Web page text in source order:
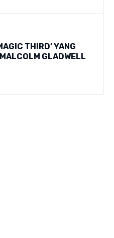
THIRD’ YANG
GLADWELL